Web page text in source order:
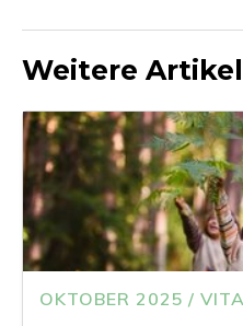
Weitere Artikel
OKTOBER 2025 /